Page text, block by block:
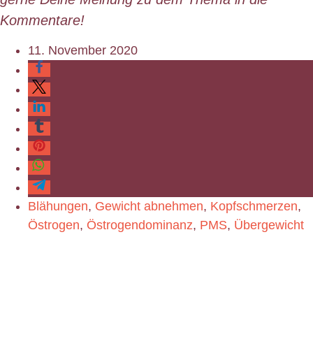
Kommentare!
11. November 2020
Blähungen, Gewicht abnehmen, Kopfschmerzen,
Östrogen, Östrogendominanz, PMS, Übergewicht